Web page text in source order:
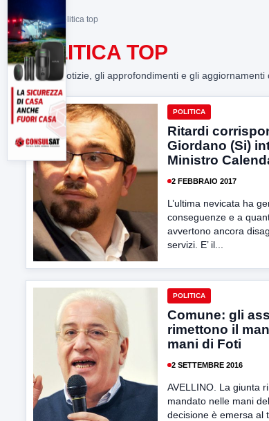
Home> politica top
POLITICA TOP
Tutte le notizie, gli approfondimenti e gli aggiornamenti
POLITICA
Ritardi
Giordano (Si)
Ministro
2 FEBBRAIO 2017
L’ultima nevicata ha
conseguenze e a
avvertono ancora
servizi. E’ il...
POLITICA
Comune: gli
rimettono il
mani di Foti
2 SETTEMBRE 2016
AVELLINO. La giunta
mandato nelle mani
decisione è emersa al